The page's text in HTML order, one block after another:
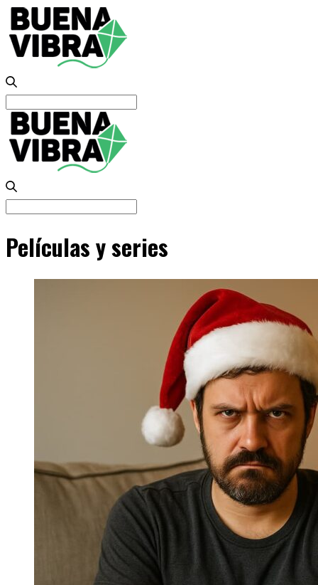
Search
for:
Search
Películas y series